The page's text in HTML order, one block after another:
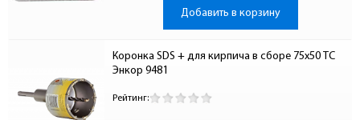
Добавить в корзину
Коронка SDS + для кирпича в сборе 75x50 ТС
Энкор 9481
Рейтинг: